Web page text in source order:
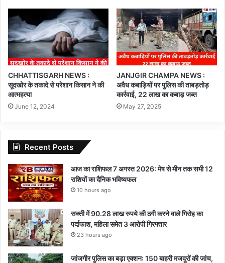
CHHATTISGARH NEWS :
सूदखोर के तकादे से परेशान किसान ने की
आत्महत्या
June 12, 2024
JANJGIR CHAMPA NEWS :
अवैध कबाड़ियों पर पुलिस की ताबड़तोड़
कार्रवाई, 22 लाख का कबाड़ जब्त
May 27, 2025
Recent Posts
आज का राशिफल 7 अगस्त 2026: मेष से मीन तक सभी 12
राशियों का दैनिक भविष्यफल
10 hours ago
सक्ती में 90.28 लाख रुपये की ठगी करने वाले गिरोह का
पर्दाफाश, महिला समेत 3 आरोपी गिरफ्तार
23 hours ago
जांजगीर पुलिस का बड़ा एक्शन: 150 बाहरी मजदूरों की जांच,